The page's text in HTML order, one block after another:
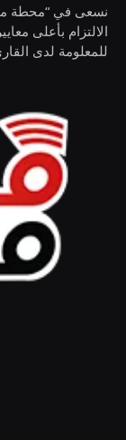
نسعى في “محطة
الالتزام بأعلى
للمعلومة لدى